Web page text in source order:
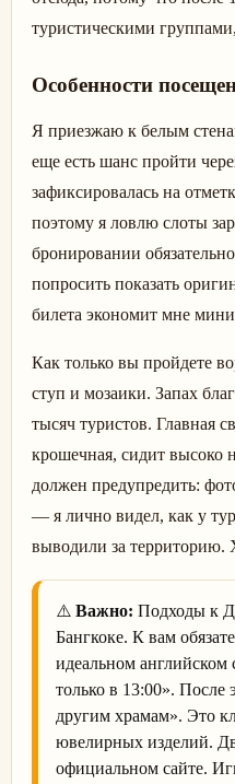
туристическими
Особенности
Я приезжаю к белым
еще есть шанс пройти
зафиксировалась на
поэтому я ловлю слоты
бронировании
попросить показать
билета экономит мне
Как только вы пройдете
ступ и мозаики. Запах
тысяч туристов. Главная
крошечная, сидит высоко
должен предупредить:
— я лично видел, как у
выводили за территорию.
⚠️ Важно: Подходы к
Бангкоке. К вам
идеальном английском
только в 13:00». После
другим храмам». Это
ювелирных изделий.
официальном сайте.